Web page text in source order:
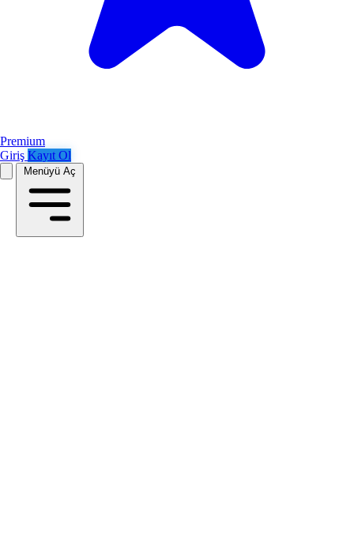
Premium
Giriş Kayıt Ol
Menüyü Aç